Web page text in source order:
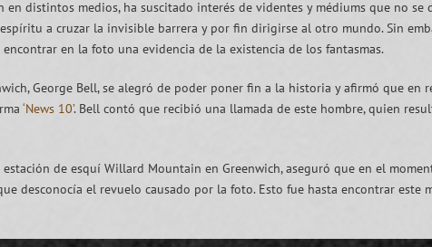
en distintos medios, ha suscitado interés de videntes y médiums que no
a cruzar la invisible barrera y por fin dirigirse al otro mundo. Sin
en la foto una evidencia de la existencia de los fantasmas.
George Bell, se alegró de poder poner fin a la historia y afirmó que en
‘News 10’. Bell contó que recibió una llamada de este hombre, quien
de esquí Willard Mountain en Greenwich, aseguró que en el
desconocía el revuelo causado por la foto. Esto fue hasta encontrar este